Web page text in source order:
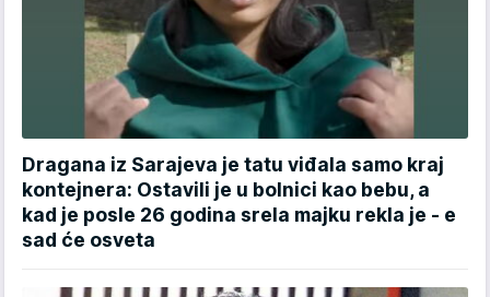
Dragana iz Sarajeva je tatu viđala samo kraj
kontejnera: Ostavili je u bolnici kao bebu, a
kad je posle 26 godina srela majku rekla je - e
sad će osveta